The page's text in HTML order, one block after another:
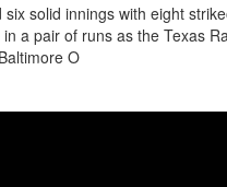
solid innings with eight
a pair of runs as the Texas
O